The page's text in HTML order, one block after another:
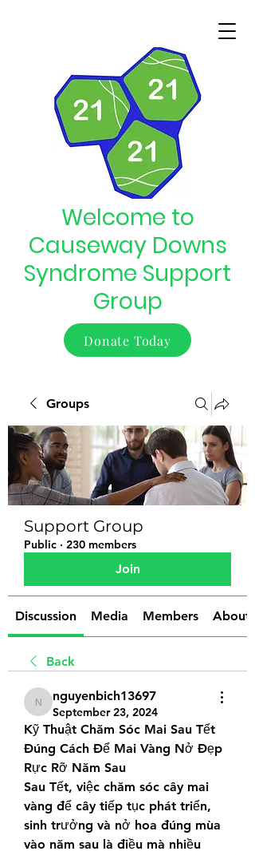
Welcome to
Causeway Downs
Syndrome Support
Group
Donate Today
Groups
Support Group
Public · 230 members
Join
Discussion Media Members About
Back
nguyenbich13697
nguyenbich13697
September 23, 2024
Kỹ Thuật Chăm Sóc Mai Sau Tết
Đúng Cách Để Mai Vàng Nở Đẹp
Rực Rỡ Năm Sau
Sau Tết, việc chăm sóc cây mai
vàng để cây tiếp tục phát triển,
sinh trưởng và nở hoa đúng mùa
vào năm sau là điều mà nhiều